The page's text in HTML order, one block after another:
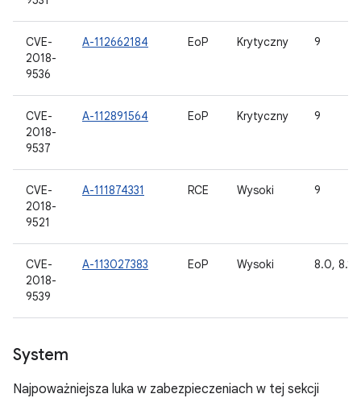
CVE-
2018-
9536
A-112662184 EoP Krytyczny 9
CVE-
2018-
9537
A-112891564 EoP Krytyczny 9
CVE-
2018-
9521
A-111874331 RCE Wysoki 9
CVE-
2018-
9539
A-113027383 EoP Wysoki 8.0, 8.1,
System
Najpoważniejsza luka w zabezpieczeniach w tej sekcji